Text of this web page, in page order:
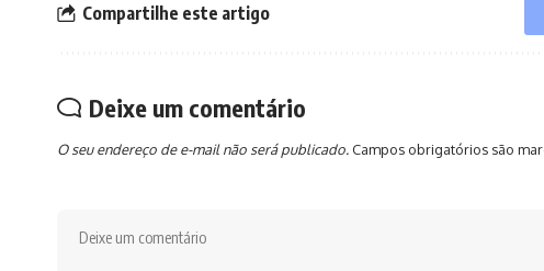
Compartilhe este artigo
Deixe um comentário
O seu endereço de e-mail não será publicado. Campos obrigatórios são